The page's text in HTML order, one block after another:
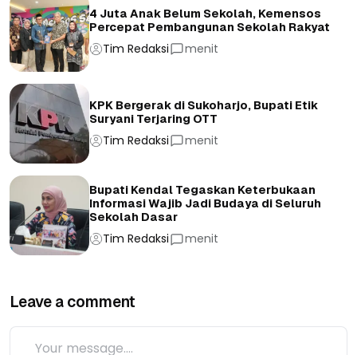
4 Juta Anak Belum Sekolah, Kemensos
Percepat Pembangunan Sekolah Rakyat
Tim Redaksi menit
KPK Bergerak di Sukoharjo, Bupati Etik
Suryani Terjaring OTT
Tim Redaksi menit
Bupati Kendal Tegaskan Keterbukaan
Informasi Wajib Jadi Budaya di Seluruh
Sekolah Dasar
Tim Redaksi menit
Leave a comment